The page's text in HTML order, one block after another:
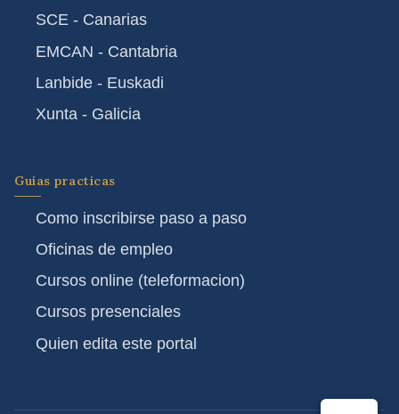
SCE - Canarias
EMCAN - Cantabria
Lanbide - Euskadi
Xunta - Galicia
Guias practicas
Como inscribirse paso a paso
Oficinas de empleo
Cursos online (teleformacion)
Cursos presenciales
Quien edita este portal